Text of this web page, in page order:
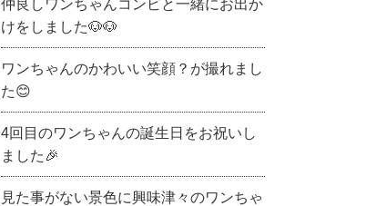
仲良しワンちゃんコンビと一緒にお出か
けをしました🐶🐶
ワンちゃんのかわいい笑顔？が撮れまし
た😊
4回目のワンちゃんの誕生日をお祝いし
ました🎉
見た事がない景色に興味津々のワンちゃ